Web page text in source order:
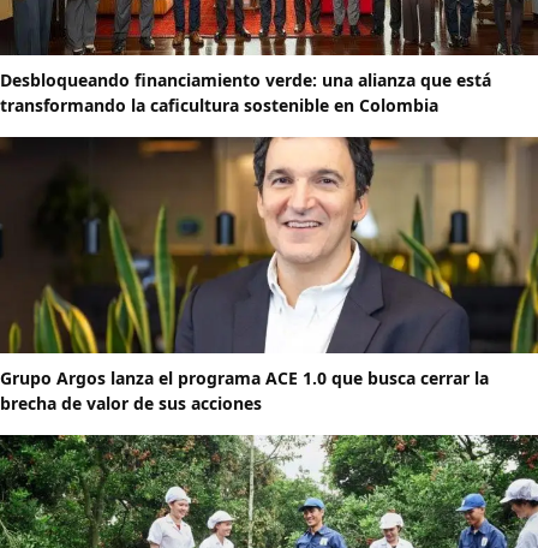
Desbloqueando financiamiento verde: una alianza que está
transformando la caficultura sostenible en Colombia
Grupo Argos lanza el programa ACE 1.0 que busca cerrar la
brecha de valor de sus acciones